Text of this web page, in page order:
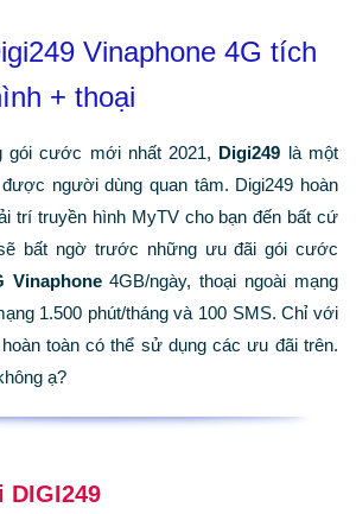
Vinaphone 4G tích
+ thoại
gói cước mới nhất 2021, Digi249 là một
người dùng quan tâm. Digi249 hoàn
trí truyền hình MyTV cho bạn đến bất cứ
bất ngờ trước những ưu đãi gói cước
Vinaphone4GB/ngày, thoại ngoài mạng
1.500 phút/tháng và 100 SMS. Chỉ với
hoàn toàn có thể sử dụng các ưu đãi trên.
ạ?
DIGI249